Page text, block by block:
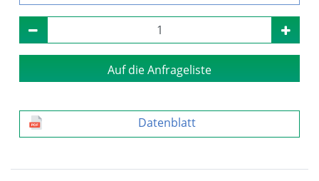
Auf die Anfrageliste
Datenblatt